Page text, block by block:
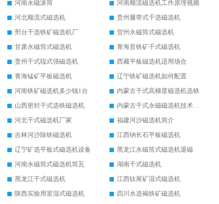
河南永磁滚筒
河南顺流磁选机工作原理视频
河北顺流式磁选机
贵州履带式干选磁选机
邢台干选铁矿磁选机厂
贺州永磁筒式磁选机
甘肃永磁筒式磁选机
青海贫铁矿干式磁选机
贵州干式辊式强磁选机
西藏平板磁选机适用场合
青海锰矿平板磁选机
辽宁铁矿磁选机如何配置
河南铁矿磁选机多少钱1台
内蒙古干式高梯度磁选机选铁
山西密封干式选铁磁选机
内蒙古干式永磁磁选机技术要求
河北干式磁选机厂家
福建河沙磁选机简介
吉林河沙除铁磁选机
江西钠长石平板磁选机
辽宁矿选平板式磁选机设备
黑龙江永磁筒式磁选机退磁
河南永磁筒式磁选机筒瓦
湖南干式磁选机
黑龙江干式磁选机
江西钛尾矿湿式磁选机
陕西实验用室湿式磁选机
四川水选褐铁矿磁选机